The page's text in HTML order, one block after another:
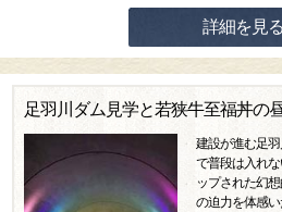
詳細を見る
足羽川ダム見学と若狭牛至福丼の
建設が進む足
で普段は入れ
ップされた幻
の迫力を体感い